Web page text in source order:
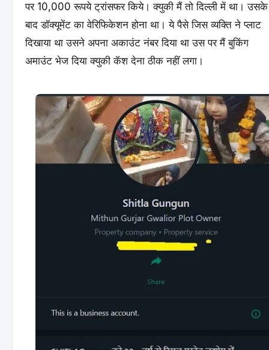
पर 10,000 रूपये ट्रांसफर किये। क्युकी मैं तो दिल्ली में था। उसके
बाद डॉक्यूमेंट का वेरिफिकेशन होना था। ये पैसे जिस व्यक्ति ने प्लाट
दिखाया था उसने अपना अकाउंट नंबर दिया था उस पर मैं बुकिंग
अमाउंट भेज दिया क्युकी कॅश देना ठीक नहीं लगा।